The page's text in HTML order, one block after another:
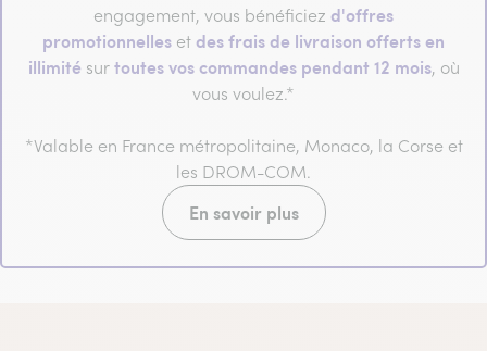
engagement, vous bénéficiez d'offres
promotionnelles et des frais de livraison offerts en
illimité surtoutes vos commandes pendant 12 mois, où
vous voulez.*
*Valable en France métropolitaine, Monaco, la Corse et
les DROM-COM.
En savoir plus